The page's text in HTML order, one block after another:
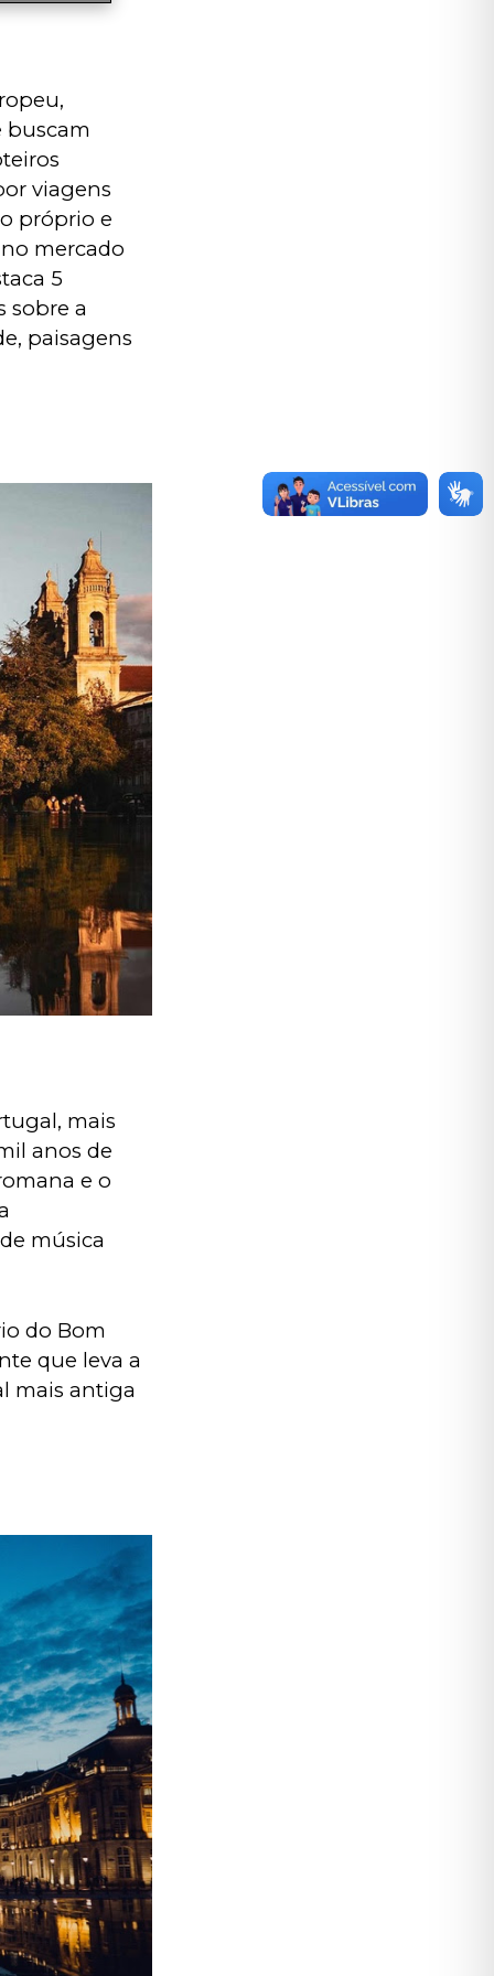
buscam
viagens
próprio e
mercado
5
sobre a
paisagens
mais
anos de
e o
música
do Bom
que leva a
mais antiga